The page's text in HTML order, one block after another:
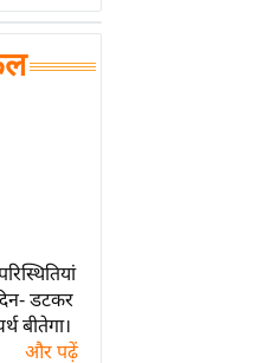
डटकर
बीतेगा।
और पढ़ें